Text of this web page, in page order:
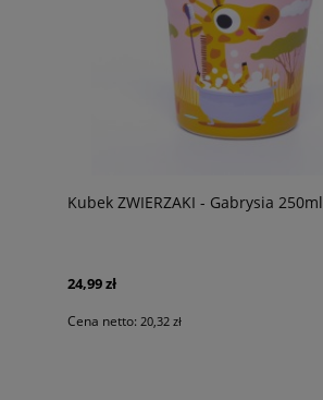
Kubek ZWIERZAKI - Gabrysia 250ml
24,99 zł
Cena netto: 20,32 zł